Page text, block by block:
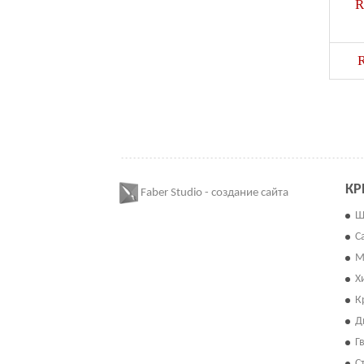
Faber Studio - создание сайта